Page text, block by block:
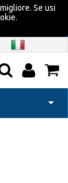
Se usi